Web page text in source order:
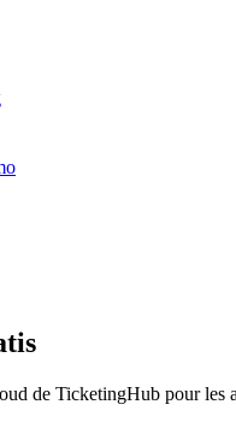
de TicketingHub pour les